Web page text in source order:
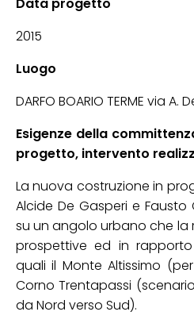
2015
Luogo
DARFO BOARIO TERME via
Esigenze della
progetto, intervento
La nuova costruzione in
Alcide De Gasperi e
su un angolo urbano che la
prospettive ed in
quali il Monte Altissimo
Corno Trentapassi
da Nord verso Sud).